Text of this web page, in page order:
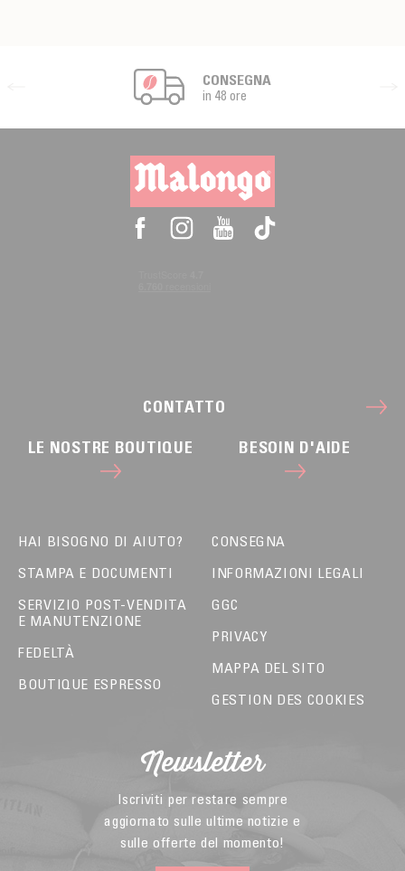
CONSEGNA
in 48 ore
CONTATTO
LE NOSTRE BOUTIQUE BESOIN D'AIDE
HAI BISOGNO DI AIUTO?
STAMPA E DOCUMENTI
SERVIZIO POST-VENDITA
E MANUTENZIONE
FEDELTÀ
BOUTIQUE ESPRESSO
CONSEGNA
INFORMAZIONI LEGALI
GGC
PRIVACY
MAPPA DEL SITO
GESTION DES COOKIES
Newsletter
Iscriviti per restare sempre
aggiornato sulle ultime notizie e
sulle offerte del momento!